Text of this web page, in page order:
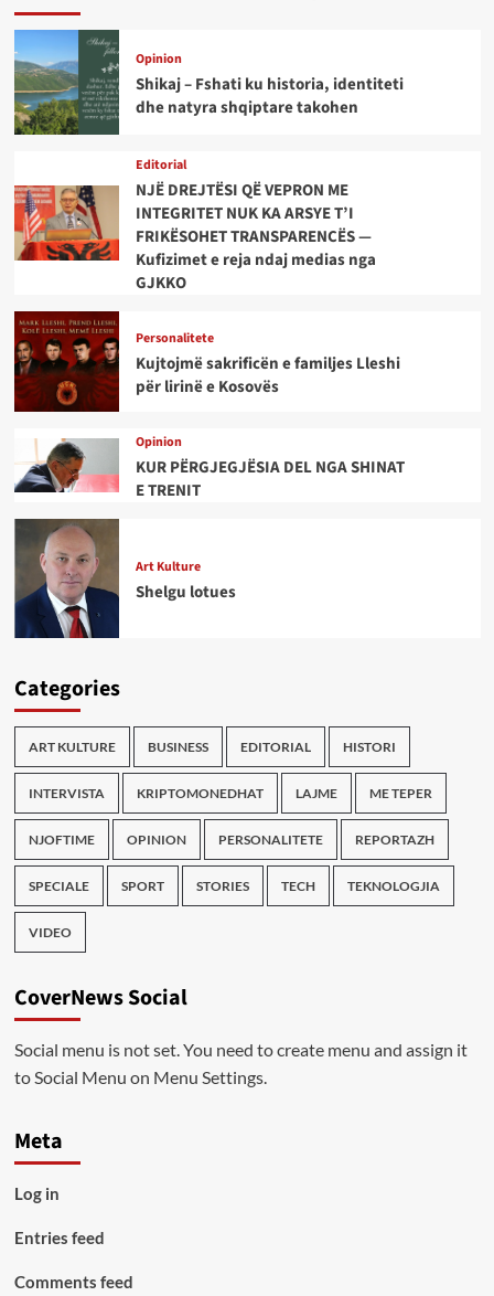
Opinion
Shikaj – Fshati ku historia, identiteti
dhe natyra shqiptare takohen
Editorial
NJË DREJTËSI QË VEPRON ME
INTEGRITET NUK KA ARSYE T’I
FRIKËSOHET TRANSPARENCËS —
Kufizimet e reja ndaj medias nga
GJKKO
Personalitete
Kujtojmë sakrificën e familjes Lleshi
për lirinë e Kosovës
Opinion
KUR PËRGJEGJËSIA DEL NGA SHINAT
E TRENIT
Art Kulture
Shelgu lotues
Categories
ART KULTURE BUSINESS EDITORIAL HISTORI
INTERVISTA KRIPTOMONEDHAT LAJME ME TEPER
NJOFTIME OPINION PERSONALITETE REPORTAZH
SPECIALE SPORT STORIES TECH TEKNOLOGJIA
VIDEO
CoverNews Social
Social menu is not set. You need to create menu and assign it
to Social Menu on Menu Settings.
Meta
Log in
Entries feed
Comments feed